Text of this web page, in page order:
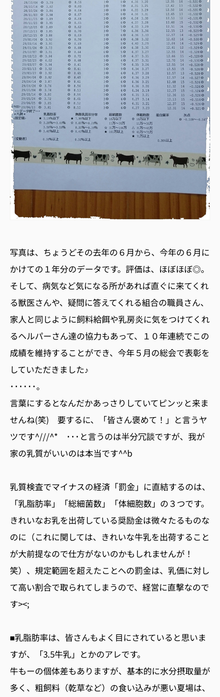
写真は、ちょうどその去年の６月から、今年の６月に
かけての１年分のデータです。評価は、ほぼほぼ◎。
そして、病気など気になる所があれば直ぐに来てくれ
る獣医さんや、疑問に答えてくれる組合の職員さん、
家人と同じように飼料給餌や乳房炎に気をつけてくれ
るヘルパーさん達の協力もあって、１０年連続でこの
成績を維持することができ、今年５月の総会で表彰を
していただきました♪
･･････。
言葉にするとなんだかあっさりしていてピンッと来ま
せんね(笑) 要するに、「皆さん褒めて！」と言うヤ
ツです^///^* ･･･と言うのは半分冗談ですが、我が
家の乳質がいいのは本当です^^b
乳質検査でマイナスの経済「罰金」に直結するのは、
「乳脂肪率」「総細菌数」「体細胞数」の３つです。
きれいなお乳を出荷している奨励金は微々たるものな
のに（これに関しては、きれいな牛乳を出荷すること
が大前提なので仕方がないのかもしれませんが！
笑）、規定範囲を超えたことへの罰金は、乳価に対し
て高い割合で取られてしまうので、経営に直撃なので
す><;
■乳脂肪率は、皆さんもよく目にされていると思いま
すが、「3.5牛乳」とかのアレです。
牛もーの個体差もありますが、基本的に水分摂取量が
多く、粗飼料（乾草など）の食い込みが悪い夏場は、